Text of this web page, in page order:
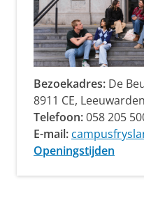
Bezoekadres: De
8911 CE, Leeuwarden
Telefoon:058 205
E-mail:
Openingstijden